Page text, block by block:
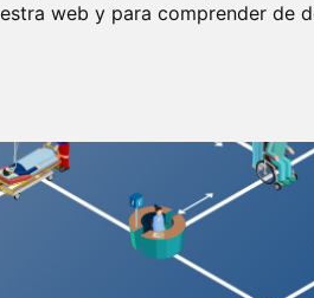
web y para comprender de